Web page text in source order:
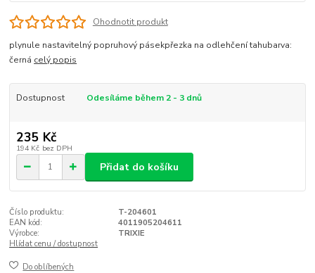
Ohodnotit produkt
plynule nastavitelný popruhový pásekpřezka na odlehčení tahubarva:
černá celý popis
Dostupnost Odesíláme během 2 - 3 dnů
235 Kč
194 Kč bez DPH
Přidat do košíku
Číslo produktu:
T-204601
EAN kód:
4011905204611
Výrobce:
TRIXIE
Hlídat cenu / dostupnost
Do oblíbených